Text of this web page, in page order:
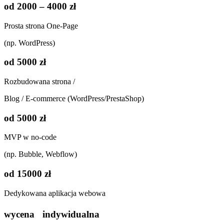
od 2000 – 4000 zł
Prosta strona One-Page
(np. WordPress)
od 5000 zł
Rozbudowana strona /
Blog / E-commerce (WordPress/PrestaShop)
od 5000 zł
MVP w no-code
(np. Bubble, Webflow)
od 15000 zł
Dedykowana aplikacja webowa
wycena indywidualna